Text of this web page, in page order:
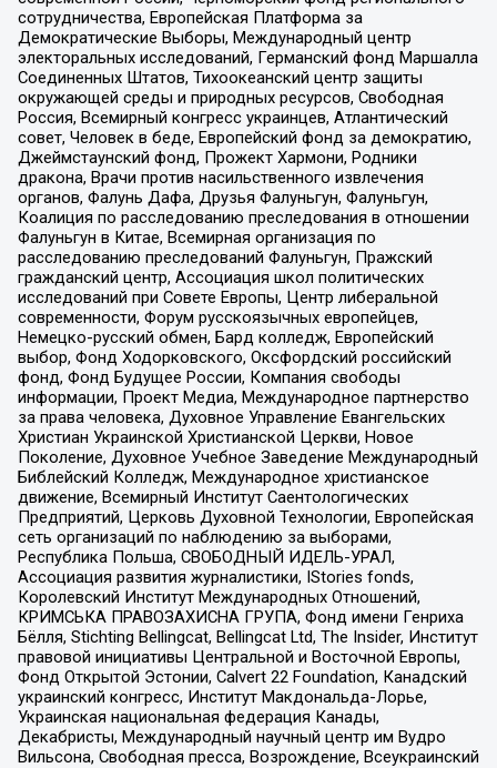
сотрудничества, Европейская Платформа за
Демократические Выборы, Международный центр
электоральных исследований, Германский фонд Маршалла
Соединенных Штатов, Тихоокеанский центр защиты
окружающей среды и природных ресурсов, Свободная
Россия, Всемирный конгресс украинцев, Атлантический
совет, Человек в беде, Европейский фонд за демократию,
Джеймстаунский фонд, Прожект Хармони, Родники
дракона, Врачи против насильственного извлечения
органов, Фалунь Дафа, Друзья Фалуньгун, Фалуньгун,
Коалиция по расследованию преследования в отношении
Фалуньгун в Китае, Всемирная организация по
расследованию преследований Фалуньгун, Пражский
гражданский центр, Ассоциация школ политических
исследований при Совете Европы, Центр либеральной
современности, Форум русскоязычных европейцев,
Немецко-русский обмен, Бард колледж, Европейский
выбор, Фонд Ходорковского, Оксфордский российский
фонд, Фонд Будущее России, Компания свободы
информации, Проект Медиа, Международное партнерство
за права человека, Духовное Управление Евангельских
Христиан Украинской Христианской Церкви, Новое
Поколение, Духовное Учебное Заведение Международный
Библейский Колледж, Международное христианское
движение, Всемирный Институт Саентологических
Предприятий, Церковь Духовной Технологии, Европейская
сеть организаций по наблюдению за выборами,
Республика Польша, СВОБОДНЫЙ ИДЕЛЬ-УРАЛ,
Ассоциация развития журналистики, IStories fonds,
Королевский Институт Международных Отношений,
КРИМСЬКА ПРАВОЗАХИСНА ГРУПА, Фонд имени Генриха
Бёлля, Stichting Bellingcat, Bellingcat Ltd, The Insider, Институт
правовой инициативы Центральной и Восточной Европы,
Фонд Открытой Эстонии, Calvert 22 Foundation, Канадский
украинский конгресс, Институт Макдональда-Лорье,
Украинская национальная федерация Канады,
Декабристы, Международный научный центр им Вудро
Вильсона, Свободная пресса, Возрождение, Всеукраинский